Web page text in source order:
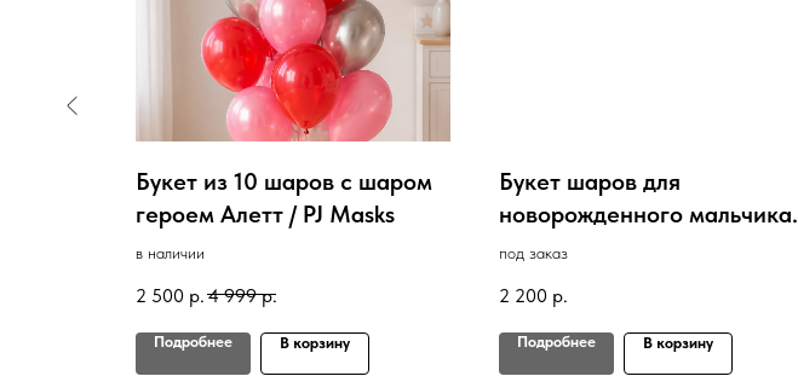
Букет из 10 шаров с шаром
героем Алетт / PJ Masks
в наличии
2 500 р. 4 999 р.
Подробнее В корзину
Букет шаров для
новорожденного мальчика,
Коляска
под заказ
2 200 р.
Подробнее В корзину